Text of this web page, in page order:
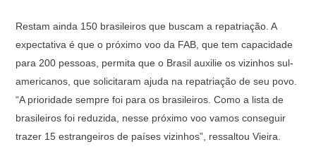
Restam ainda 150 brasileiros que buscam a repatriação. A
expectativa é que o próximo voo da FAB, que tem capacidade
para 200 pessoas, permita que o Brasil auxilie os vizinhos sul-
americanos, que solicitaram ajuda na repatriação de seu povo.
“A prioridade sempre foi para os brasileiros. Como a lista de
brasileiros foi reduzida, nesse próximo voo vamos conseguir
trazer 15 estrangeiros de países vizinhos”, ressaltou Vieira.